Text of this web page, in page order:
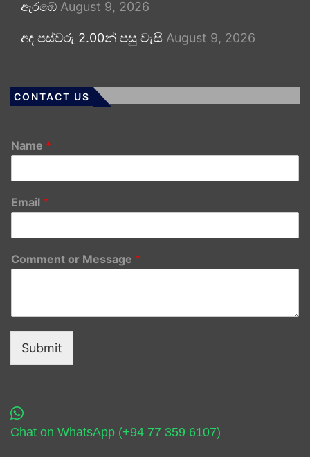
ඇරඹේ August 9, 2026
අද පස්වරු 2.00න් පසු වැසි August 9, 2026
CONTACT US
Name *
Email *
Comment or Message *
Submit
Chat on WhatsApp (+94 77 359 6107)